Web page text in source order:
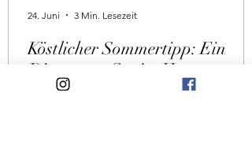
Köstlicher Sommertipp: Ein
Dinner am See im Herzogtum
Lauenburg
24. Juni 3 Min. Lesezeit